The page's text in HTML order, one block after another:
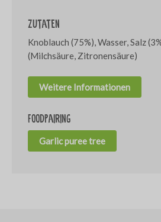
Zutaten
Knoblauch (75%), Wasser, Salz
(Milchsäure, Zitronensäure)
Weitere Informationen
Foodpairing
Garlic puree tree